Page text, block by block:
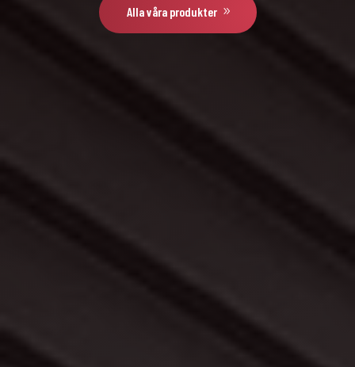
Alla våra produkter